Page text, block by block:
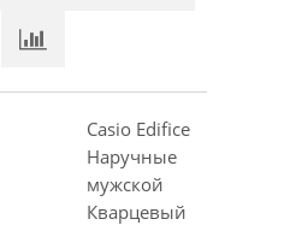
Casio Edifice
Наручные
мужской
Кварцевый